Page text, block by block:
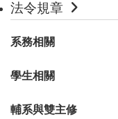
法令規章
系務相關
學生相關
輔系與雙主修